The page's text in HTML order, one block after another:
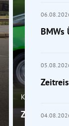
Klassik
Zeitreise ins